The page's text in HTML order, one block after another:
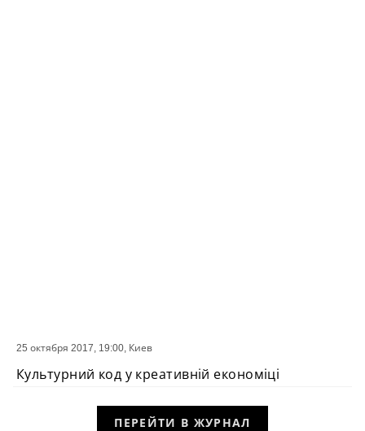
СОБЫТИЕ
25 октября 2017, 19:00, Киев
Культурний код у креативній економіці
ПЕРЕЙТИ В ЖУРНАЛ